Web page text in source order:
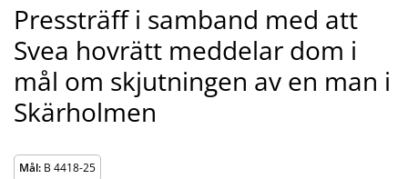
Pressträff i samband med att
Svea hovrätt meddelar dom i
mål om skjutningen av en man i
Skärholmen
Mål: B 4418-25